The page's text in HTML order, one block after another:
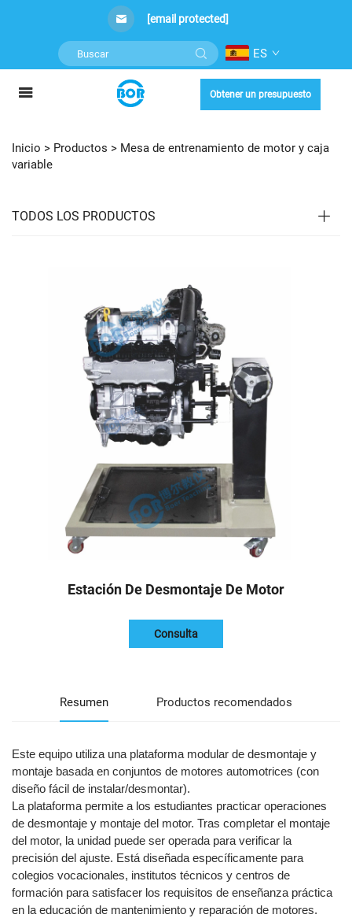
[email protected]
ES
Obtener un presupuesto
Inicio > Productos > Mesa de entrenamiento de motor y caja
variable
TODOS LOS PRODUCTOS
Estación De Desmontaje De Motor
Consulta
Resumen Productos recomendados
Este equipo utiliza una plataforma modular de desmontaje y
montaje basada en conjuntos de motores automotrices (con
diseño fácil de instalar/desmontar).
La plataforma permite a los estudiantes practicar operaciones
de desmontaje y montaje del motor. Tras completar el montaje
del motor, la unidad puede ser operada para verificar la
precisión del ajuste. Está diseñada específicamente para
colegios vocacionales, institutos técnicos y centros de
formación para satisfacer los requisitos de enseñanza práctica
en la educación de mantenimiento y reparación de motores.